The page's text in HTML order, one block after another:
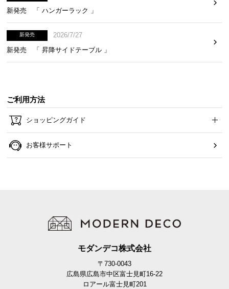
耐荷重を誇ります。
新発売 「 ハンガーラック 」
新発売
2026/7/27
新発売 「 昇降サイドテーブル 」
ご利用方法
ショッピングガイド
お客様サポート
モダンデコ株式会社
〒730-0043
広島県広島市中区富士見町16-22
ロアール富士見町201